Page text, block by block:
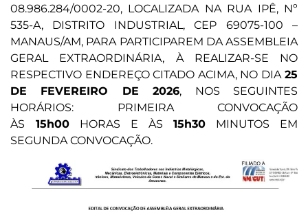
08.986.284/0002-20, LOCALIZADA NA RUA IPÊ, Nº
535-A, DISTRITO INDUSTRIAL, CEP 69075-100 –
MANAUS/AM, PARA PARTICIPAREM DA ASSEMBLEIA
GERAL EXTRAORDINÁRIA, À REALIZAR-SE NO
RESPECTIVO ENDEREÇO CITADO ACIMA, NO DIA25
DE FEVEREIRO DE 2026, NOS SEGUINTES
HORÁRIOS: PRIMEIRA CONVOCAÇÃO
ÀS 15h00 HORAS E ÀS 15h30 MINUTOS EM
SEGUNDA CONVOCAÇÃO.